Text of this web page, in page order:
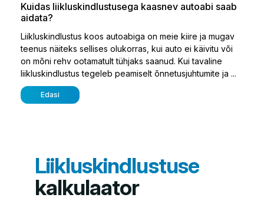
Kuidas liikluskindlustusega kaasnev autoabi saab
aidata?
Liikluskindlustus koos autoabiga on meie kiire ja mugav
teenus näiteks sellises olukorras, kui auto ei käivitu või
on mõni rehv ootamatult tühjaks saanud. Kui tavaline
liikluskindlustus tegeleb peamiselt õnnetusjuhtumite ja ...
Edasi
Liikluskindlustuse
kalkulaator